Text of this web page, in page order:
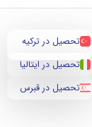
تحصیل در ترکیه
تحصیل در ایتالیا
تحصیل در قبرس